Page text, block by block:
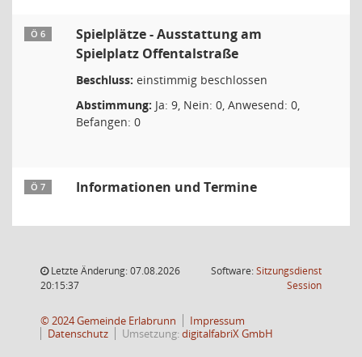
Ö 6
Spielplätze - Ausstattung am
Spielplatz Offentalstraße
Beschluss: einstimmig beschlossen
Abstimmung: Ja: 9, Nein: 0, Anwesend: 0,
Befangen: 0
Ö 7 Informationen und Termine
Letzte Änderung: 07.08.2026
20:15:37
Software:Sitzungsdienst
Session(Wird in
© 2024 Gemeinde Erlabrunn
Impressum
Datenschutz
Umsetzung:digitalfabriX GmbH